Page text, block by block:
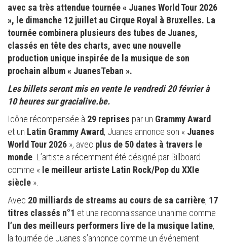
avec sa très attendue tournée « Juanes World Tour 2026
», le dimanche 12 juillet au Cirque Royal à Bruxelles. La
tournée combinera plusieurs des tubes de Juanes,
classés en tête des charts, avec une nouvelle
production unique inspirée de la musique de son
prochain album « JuanesTeban ».
Les billets seront mis en vente le vendredi 20 février à
10 heures sur gracialive.be.
Icône récompensée à 29 reprises par un Grammy Award
et un Latin Grammy Award, Juanes annonce son « Juanes
World Tour 2026 », avec plus de 50 dates à travers le
monde. L’artiste a récemment été désigné par Billboard
comme « le meilleur artiste Latin Rock/Pop du XXIe
siècle ».
Avec 20 milliards de streams au cours de sa carrière, 17
titres classés n°1 et une reconnaissance unanime comme
l’un des meilleurs performers live de la musique latine,
la tournée de Juanes s’annonce comme un événement